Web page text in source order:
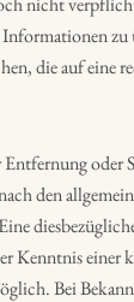
die auf eine
oder
den
Kenntnis einer
Bei